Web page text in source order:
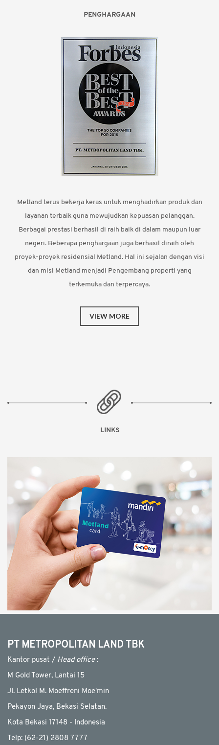
PENGHARGAAN
Metland terus bekerja keras untuk menghadirkan produk dan
layanan terbaik guna mewujudkan kepuasan pelanggan.
Berbagai prestasi berhasil di raih baik di dalam maupun luar
negeri. Beberapa penghargaan juga berhasil diraih oleh
proyek-proyek residensial Metland. Hal ini sejalan dengan visi
dan misi Metland menjadi Pengembang properti yang
terkemuka dan terpercaya.
VIEW MORE
LINKS
VIEW MORE
PT METROPOLITAN LAND TBK
Kantor pusat / Head office:
M Gold Tower, Lantai 15
JI. Letkol M. Moeffreni Moe'min
Pekayon Jaya, Bekasi Selatan.
Kota Bekasi 17148 - Indonesia
Telp: (62-21) 2808 7777